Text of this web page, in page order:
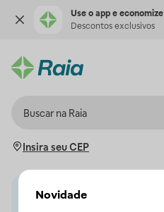
Use o app e economize
Descontos exclusivos
Insira seu CEP
Novidade